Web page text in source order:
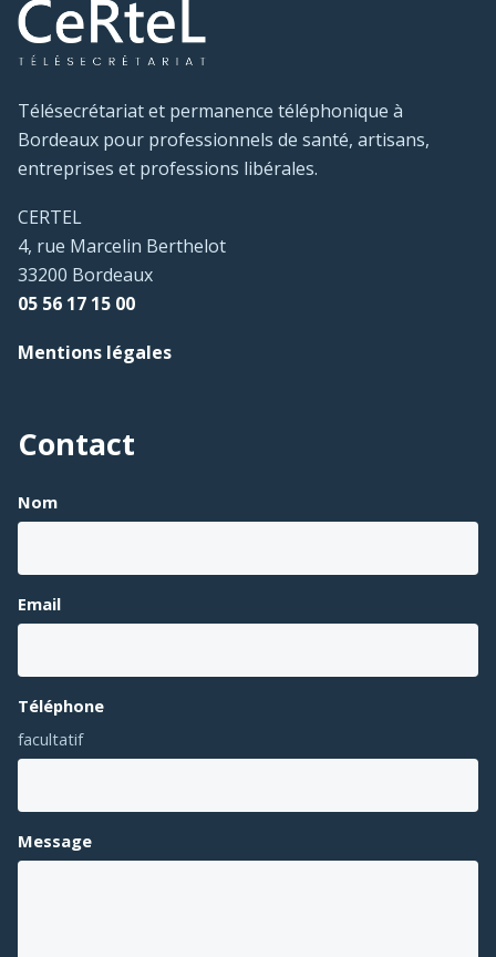
Télésecrétariat et permanence téléphonique à
Bordeaux pour professionnels de santé, artisans,
entreprises et professions libérales.
CERTEL
4, rue Marcelin Berthelot
33200 Bordeaux
05 56 17 15 00
Mentions légales
Contact
Nom
Email
Téléphone
facultatif
Message